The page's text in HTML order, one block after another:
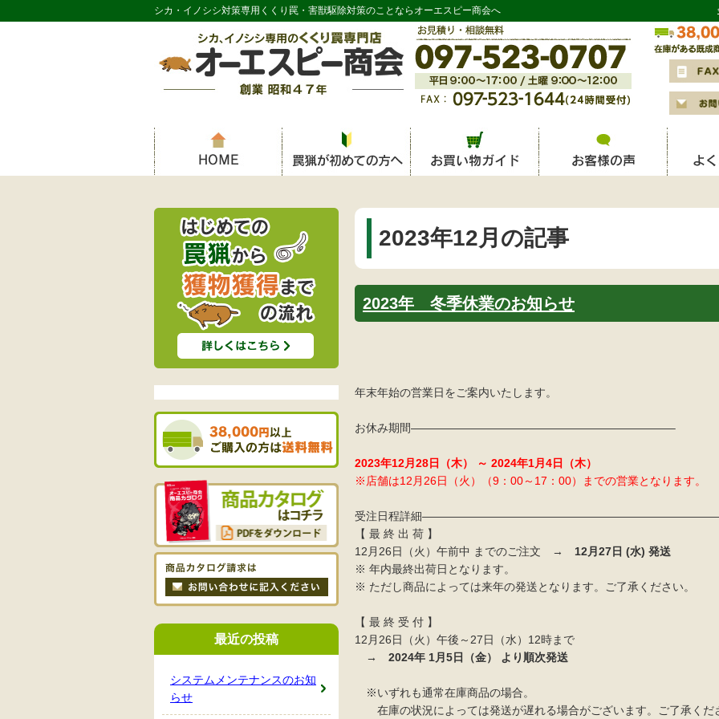
シカ・イノシシ対策専用くくり罠・害獣駆除対策のことならオーエスピー商会へ
2023年12月の記事
2023年 冬季休業のお知らせ
年末年始の営業日をご案内いたします。
お休み期間———————————————————————–
2023年12月28日（木） ～ 2024年1月4日（木）
※店舗は12月26日（火）（9：00～17：00）までの営業となります。
受注日程詳細
【 最 終 出 荷 】
12月26日（火）午前中 までのご注文 → 12月27日 (水) 発送
※ 年内最終出荷日となります。
※ ただし商品によっては来年の発送となります。ご了承ください。
【 最 終 受 付 】
12月26日（火）午後～27日（水）12時まで
→ 2024年 1月5日（金） より順次発送
※いずれも通常在庫商品の場合。
在庫の状況によっては発送が遅れる場合がございます。ご了承くだ
最近の投稿
システムメンテナンスのお知
らせ